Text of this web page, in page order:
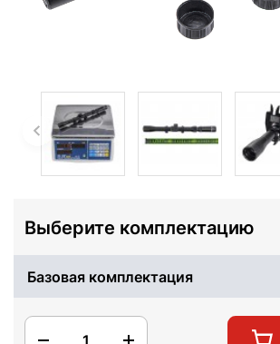
Выберите комплектацию
Базовая комплектация
1